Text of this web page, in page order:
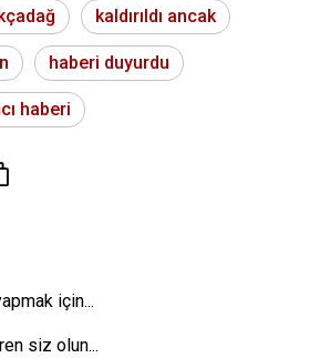
kaldırıldı ancak
haberi duyurdu
haberi
için...
siz olun...